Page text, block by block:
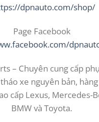
dpnauto.com/shop/
Page Facebook
– Chuyên cung cấp
xe nguyên bản,
cấp Lexus, Mercedes-
BMW và Toyota.